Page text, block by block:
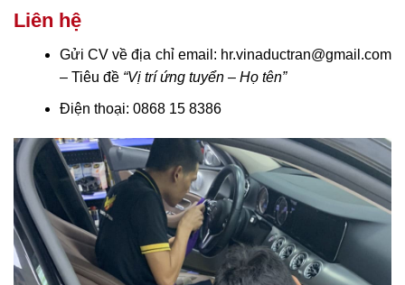
Liên hệ
Gửi CV về địa chỉ email: hr.vinaductran@gmail.com
– Tiêu đề “Vị trí ứng tuyển – Họ tên”
Điện thoại: 0868 15 8386